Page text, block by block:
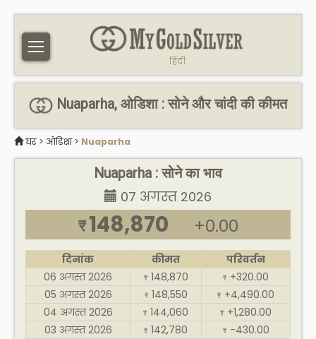
हिंदी
Nuaparha, ओडिशा : सोने और चांदी की कीमत
घर > ओडिशा> Nuaparha
Nuaparha : सोने का भाव
07 अगस्त 2026
₹ 148,870 +0.00
दिनांक कीमत
परिवर्तन
06 अगस्त 2026
₹ 148,870 ₹ +320.00
05 अगस्त 2026
₹ 148,550 ₹ +4,490.00
04 अगस्त 2026
₹ 144,060 ₹ +1,280.00
03 अगस्त 2026
₹ 142,780 ₹ -430.00